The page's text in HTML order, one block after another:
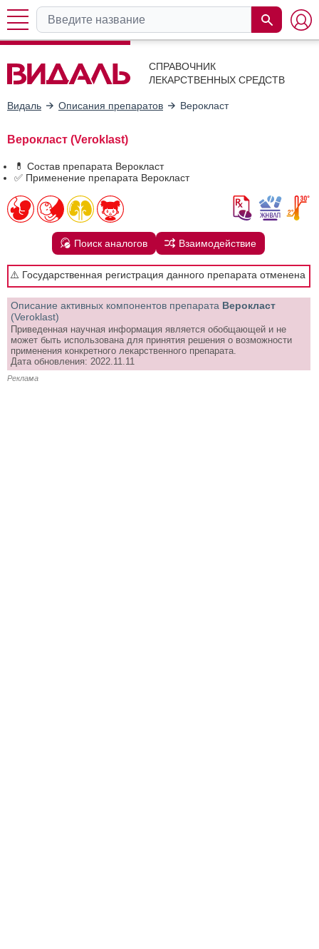
СПРАВОЧНИК
ЛЕКАРСТВЕННЫХ СРЕДСТВ
Видаль Описания препаратов Верокласт
Верокласт (Veroklast)
💊 Состав препарата Верокласт
✅ Применение препарата Верокласт
Поиск аналогов Взаимодействие
⚠️ Государственная регистрация данного препарата отменена
Описание активных компонентов препарата Верокласт
(Veroklast)
Приведенная научная информация является обобщающей и не
может быть использована для принятия решения о возможности
применения конкретного лекарственного препарата.
Дата обновления: 2022.11.11
Реклама